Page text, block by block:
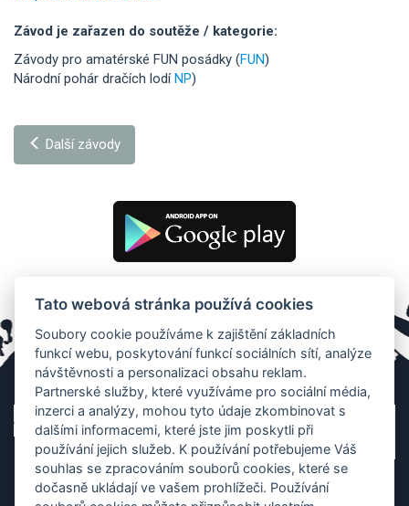
Závod je zařazen do soutěže / kategorie:
Závody pro amatérské FUN posádky (FUN)
Národní pohár dračích lodíNP)
Další závody
Tato webová stránka používá cookies
Soubory cookie používáme k zajištění základních
funkcí webu, poskytování funkcí sociálních sítí, analýze
návštěvnosti a personalizaci obsahu reklam.
Partnerské služby, které využíváme pro sociální média,
inzerci a analýzy, mohou tyto údaje zkombinovat s
dalšími informacemi, které jste jim poskytli při
používání jejich služeb. K používání potřebujeme Váš
souhlas se zpracováním souborů cookies, které se
dočasně ukládají ve vašem prohlížeči. Používání